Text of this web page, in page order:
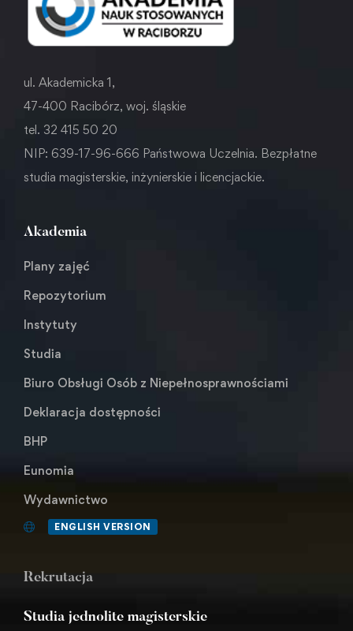
ul. Akademicka 1,
47-400 Racibórz, woj. śląskie
tel. 32 415 50 20
NIP: 639-17-96-666 Państwowa Uczelnia. Bezpłatne
studia magisterskie, inżynierskie i licencjackie.
Akademia
Plany zajęć
Repozytorium
Instytuty
Studia
Biuro Obsługi Osób z Niepełnosprawnościami
Deklaracja dostępności
BHP
Eunomia
Wydawnictwo
ENGLISH VERSION
Rekrutacja
Studia jednolite magisterskie